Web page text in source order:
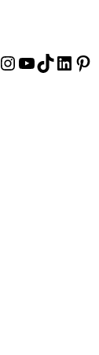
Instagram
YouTube
TikTok